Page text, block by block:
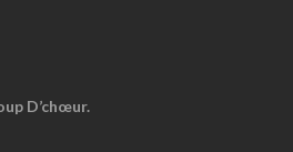
D’chœur.